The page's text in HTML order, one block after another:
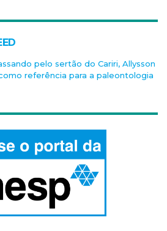
pelo sertão do Cariri, Allysson
referência para a paleontologia